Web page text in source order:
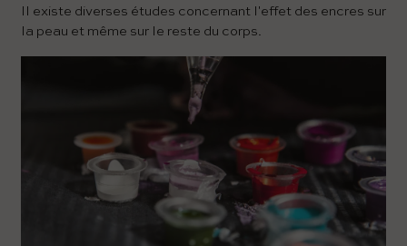
Il existe diverses études concernant l'effet des encres sur
la peau et même sur le reste du corps.